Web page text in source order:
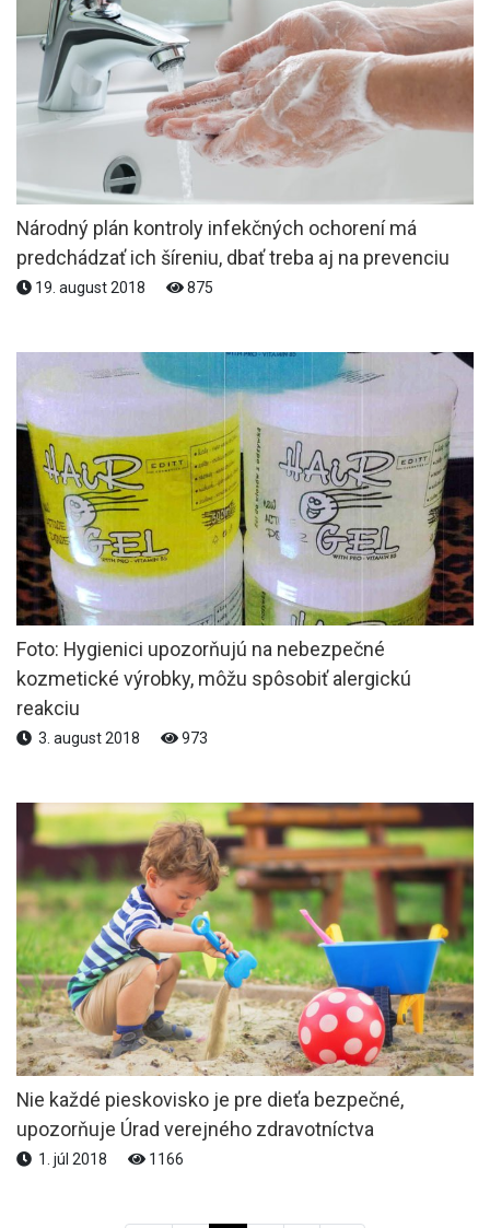
Národný plán kontroly infekčných ochorení má
predchádzať ich šíreniu, dbať treba aj na prevenciu
19. august 2018 875
Foto: Hygienici upozorňujú na nebezpečné
kozmetické výrobky, môžu spôsobiť alergickú
reakciu
3. august 2018 973
Nie každé pieskovisko je pre dieťa bezpečné,
upozorňuje Úrad verejného zdravotníctva
1. júl 2018 1166